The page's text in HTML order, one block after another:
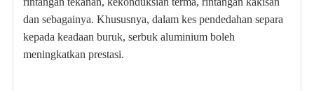
dan sebagainya. Khususnya, dalam kes pendedahan separa
kepada keadaan buruk, serbuk aluminium boleh
meningkatkan prestasi.